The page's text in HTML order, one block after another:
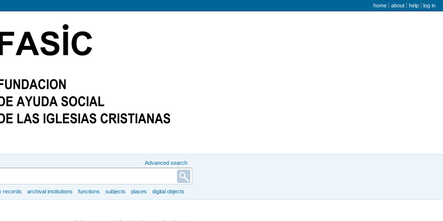
user menu
home about help log in
Advanced search
records archival institutions functions subjects places digital objects